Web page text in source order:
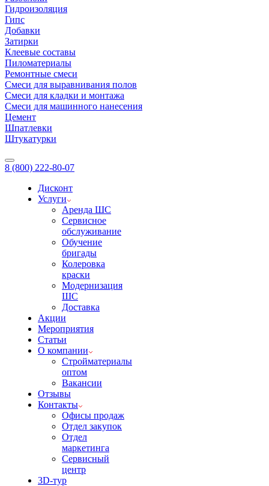
Гидроизоляция
Гипс
Добавки
Затирки
Клеевые составы
Пиломатериалы
Ремонтные смеси
Смеси для выравнивания полов
Смеси для кладки и монтажа
Смеси для машинного нанесения
Цемент
Шпатлевки
Штукатурки
8 (800) 222-80-07
Дисконт
Услуги
Аренда ШС
Сервисное
обслуживание
Обучение
бригады
Колеровка
краски
Модернизация
ШС
Доставка
Акции
Мероприятия
Статьи
О компании
Стройматериалы
оптом
Вакансии
Отзывы
Контакты
Офисы продаж
Отдел закупок
Отдел
маркетинга
Сервисный
центр
3D-тур